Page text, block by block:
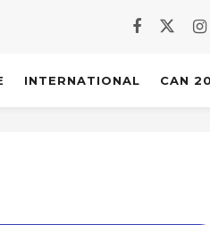
INTERNATIONAL CAN